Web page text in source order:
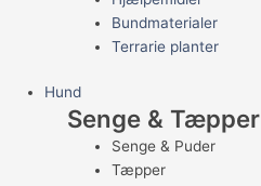
Bundmaterialer
Terrarie planter
Hund
Senge & Tæpper
Senge & Puder
Tæpper